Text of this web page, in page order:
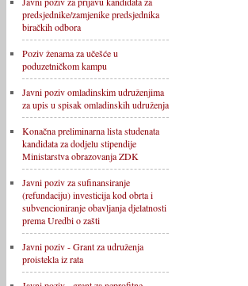
predsjednike/zamjenike predsjednika
biračkih odbora
Poziv ženama za učešće u
poduzetničkom kampu
Javni poziv omladinskim udruženjima
za upis u spisak omladinskih udruženja
Konačna preliminarna lista studenata
kandidata za dodjelu stipendije
Ministarstva obrazovanja ZDK
Javni poziv za sufinansiranje
(refundaciju) investicija kod obrta i
subvencioniranje obavljanja djelatnosti
prema Uredbi o zašti
Javni poziv - Grant za udruženja
proistekla iz rata